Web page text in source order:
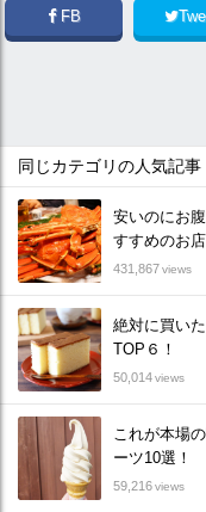
FB
同じカテゴリの人気記事
安いのにお
すすめのお店
431,867views
絶対に買い
TOP６！
50,014views
これが本場
ーツ10選！
59,216views